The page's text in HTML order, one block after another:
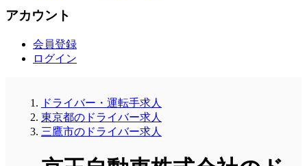
アカウント
会員登録
ログイン
ドライバー・運転手求人
東京都のドライバー求人
三鷹市のドライバー求人